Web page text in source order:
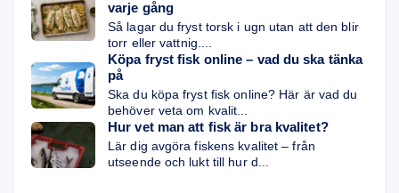
varje gång
Så lagar du fryst torsk i ugn utan att den blir
torr eller vattnig....
Köpa fryst fisk online – vad du ska tänka
på
Ska du köpa fryst fisk online? Här är vad du
behöver veta om kvalit...
Hur vet man att fisk är bra kvalitet?
Lär dig avgöra fiskens kvalitet – från
utseende och lukt till hur d...